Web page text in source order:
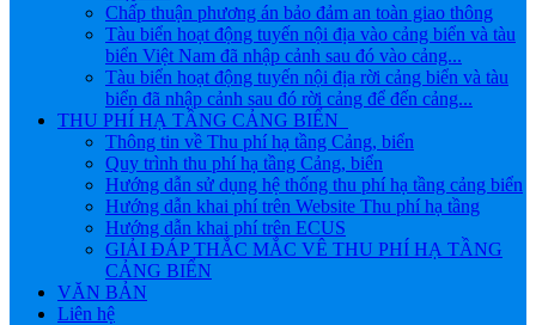
Chấp thuận phương án bảo đảm an toàn giao thông
Tàu biển hoạt động tuyến nội địa vào cảng biển và tàu
biển Việt Nam đã nhập cảnh sau đó vào cảng...
Tàu biển hoạt động tuyến nội địa rời cảng biển và tàu
biển đã nhập cảnh sau đó rời cảng để đến cảng...
THU PHÍ HẠ TẦNG CẢNG BIỂN
Thông tin về Thu phí hạ tầng Cảng, biển
Quy trình thu phí hạ tầng Cảng, biển
Hướng dẫn sử dụng hệ thống thu phí hạ tầng cảng biển
Hướng dẫn khai phí trên Website Thu phí hạ tầng
Hướng dẫn khai phí trên ECUS
GIẢI ĐÁP THẮC MẮC VÊ THU PHÍ HẠ TẦNG
CẢNG BIỂN
VĂN BẢN
Liên hệ